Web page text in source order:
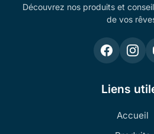
Découvrez nos produits et
de vos
Liens
Accueil